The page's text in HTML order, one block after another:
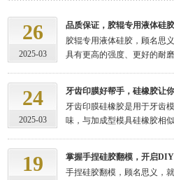
26
2025-03
品质保证，胶辊专用液体硅
胶辊专用液体硅胶，顾名思
具有更高的强度、更好的耐
24
2025-03
牙齿印膜好帮手，硅橡胶让
牙齿印膜硅橡胶是用于牙齿
味，与加成型模具硅橡胶相
19
掌握手捏硅胶翻模，开启
手捏硅胶翻模，顾名思义，